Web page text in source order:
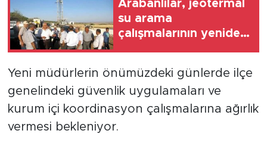
Arabanlılar, jeotermal
su arama
çalışmalarının yeniden
Yeni müdürlerin önümüzdeki günlerde ilçe
genelindeki güvenlik uygulamaları ve
kurum içi koordinasyon çalışmalarına ağırlık
vermesi bekleniyor.